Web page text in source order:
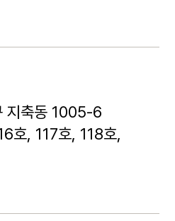
지축동 1005-6
호, 117호, 118호,